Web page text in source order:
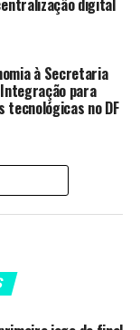
mas
os
ano
a
à Secretaria
para
no DF